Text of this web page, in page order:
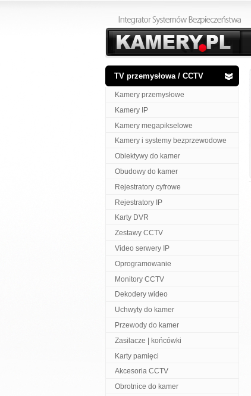
TV przemysłowa / CCTV
Kamery przemysłowe
Kamery IP
Kamery megapikselowe
Kamery i systemy bezprzewodowe
Obiektywy do kamer
Obudowy do kamer
Rejestratory cyfrowe
Rejestratory IP
Karty DVR
Zestawy CCTV
Video serwery IP
Oprogramowanie
Monitory CCTV
Dekodery wideo
Uchwyty do kamer
Przewody do kamer
Zasilacze | końcówki
Karty pamięci
Akcesoria CCTV
Obrotnice do kamer